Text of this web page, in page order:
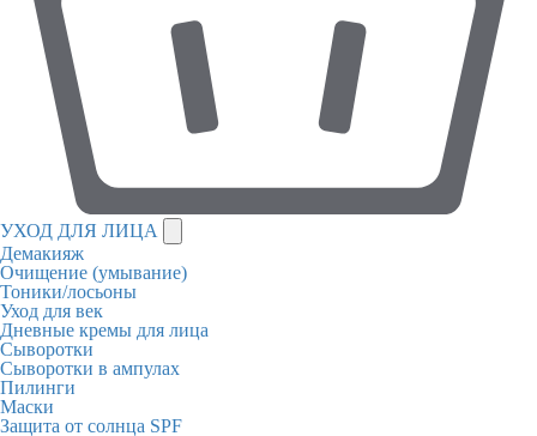
УХОД ДЛЯ ЛИЦА
Демакияж
Очищение (умывание)
Тоники/лосьоны
Уход для век
Дневные кремы для лица
Сыворотки
Сыворотки в ампулах
Пилинги
Маски
Защита от солнца SPF